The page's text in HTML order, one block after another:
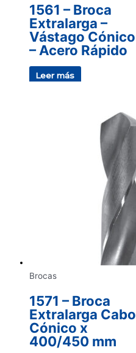
1561 – Broca
Extralarga –
Vástago Cónico
– Acero Rápido
Leer más
Brocas
1571 – Broca
Extralarga Cabo
Cónico x
400/450 mm